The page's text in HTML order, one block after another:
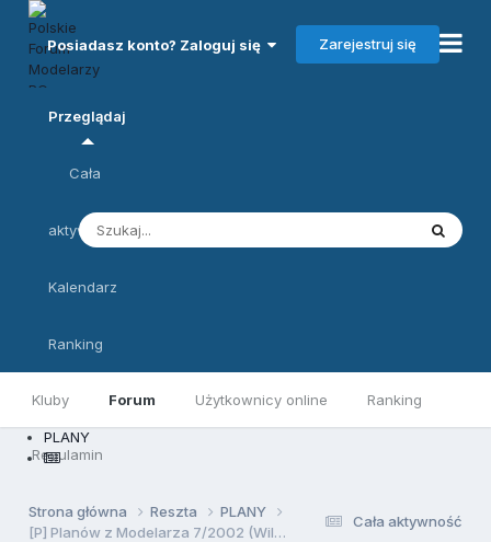
Posiadasz konto? Zaloguj się Zarejestruj się
Przeglądaj
Kluby Forum Użytkownicy online Ranking
Regulamin
Cała
aktywność
Kalendarz
Ranking
PLANY
Cała aktywność
Strona główna Reszta
PLANY
[P] Planów z Modelarza 7/2002 (Wilga RC)